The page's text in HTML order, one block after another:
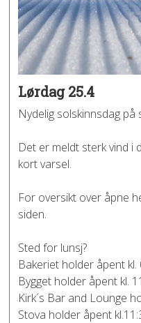
Lørdag 25.4
Nydelig solskinnsdag
Det er meldt sterk vind i
kort varsel.
For oversikt over åpne
siden.
Sted for lunsj?
Bakeriet holder åpent kl.
Bygget holder åpent kl.
Kirk´s Bar and Lounge
Stova holder åpent